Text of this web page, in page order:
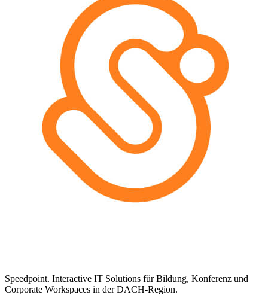
Speedpoint. Interactive IT Solutions für Bildung, Konferenz und
Corporate Workspaces in der DACH-Region.